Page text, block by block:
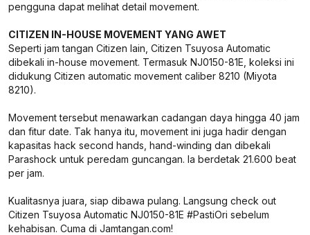
pengguna dapat melihat detail movement.
CITIZEN IN-HOUSE MOVEMENT YANG AWET
Seperti jam tangan Citizen lain, Citizen Tsuyosa Automatic
dibekali in-house movement. Termasuk NJ0150-81E, koleksi ini
didukung Citizen automatic movement caliber 8210 (Miyota
8210).
Movement tersebut menawarkan cadangan daya hingga 40 jam
dan fitur date. Tak hanya itu, movement ini juga hadir dengan
kapasitas hack second hands, hand-winding dan dibekali
Parashock untuk peredam guncangan. Ia berdetak 21.600 beat
per jam.
Kualitasnya juara, siap dibawa pulang. Langsung check out
Citizen Tsuyosa Automatic NJ0150-81E #PastiOri sebelum
kehabisan. Cuma di Jamtangan.com!